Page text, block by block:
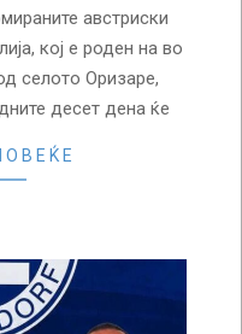
австриски
кој е роден на во
селото Оризаре,
десет дена ќе